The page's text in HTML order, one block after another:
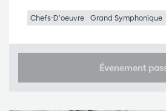
Chefs-D’oeuvre Grand Symphonique
Évenement